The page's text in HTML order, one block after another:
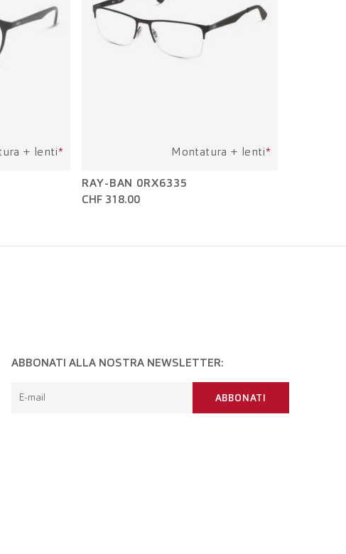
+ lenti* Montatura + lenti*
RAY-BAN 0RX6335
CHF 318.00
ABBONATI ALLA NOSTRA NEWSLETTER:
E-mail ABBONATI